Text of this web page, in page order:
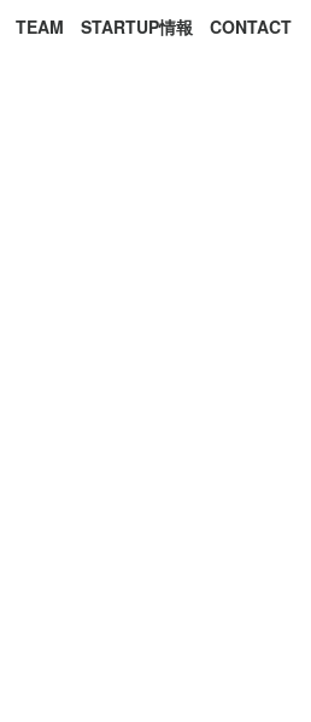
TEAM STARTUP情報 CONTACT